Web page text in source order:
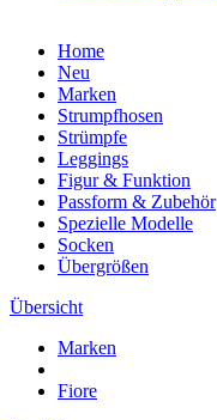
Home
Neu
Marken
Strumpfhosen
Strümpfe
Leggings
Figur & Funktion
Passform & Zubehör
Spezielle Modelle
Socken
Übergrößen
Übersicht
Marken
Fiore